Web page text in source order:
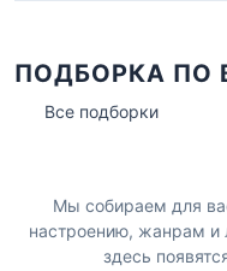
ПОДБОРКА ПО
Все подборки
Мы собираем для
настроению, жанрам
здесь